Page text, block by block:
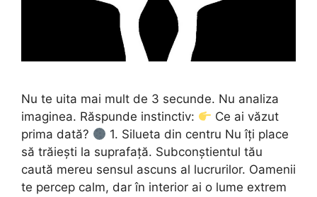
Nu te uita mai mult de 3 secunde. Nu analiza
imaginea. Răspunde instinctiv:
Ce ai văzut
prima dată?
1. Silueta din centru Nu îți place
să trăiești la suprafață. Subconștientul tău
caută mereu sensul ascuns al lucrurilor. Oamenii
te percep calm, dar în interior ai o lume extrem